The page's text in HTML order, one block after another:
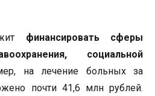
финансировать сферы
социальной
на лечение больных за
почти 41,6 млн рублей.